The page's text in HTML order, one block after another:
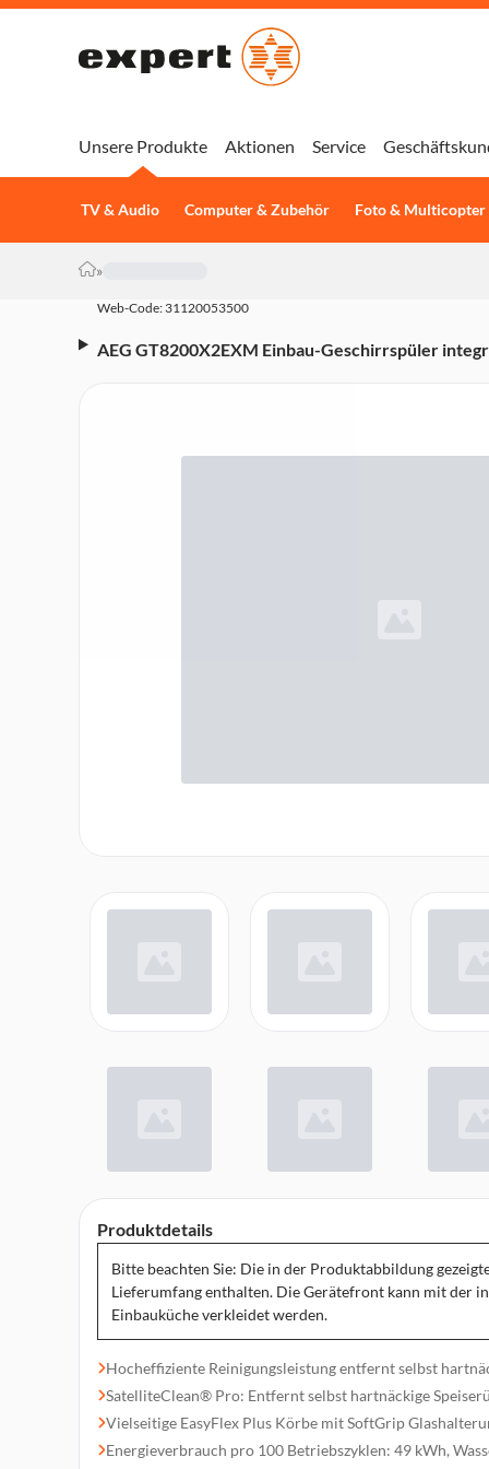
Unsere Produkte
TV & Audio Computer & Zubehör Foto & Multicopter
Aktionen Service
»
Web-Code: 31120053500
AEG GT8200X2EXM Einbau-Geschirrspüler
Produktdetails
Bitte beachten Sie: Die in der Produktabbildung
Lieferumfang enthalten. Die Gerätefront kann mit der
Einbauküche verkleidet werden.
Hocheffiziente Reinigungsleistung entfernt selbst
SatelliteClean® Pro: Entfernt selbst hartnäckige
Vielseitige EasyFlex Plus Körbe mit SoftGrip
Energieverbrauch pro 100 Betriebszyklen: 49 kWh,